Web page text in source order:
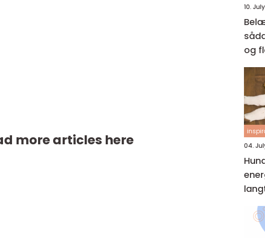
more articles here
10.
og
04.